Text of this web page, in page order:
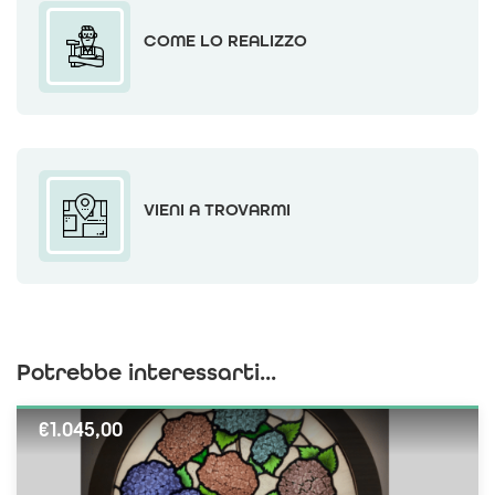
COME LO REALIZZO
VIENI A TROVARMI
Potrebbe interessarti...
€1.045,00